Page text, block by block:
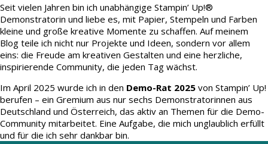
Seit vielen Jahren bin ich unabhängige Stampin’ Up!®
Demonstratorin und liebe es, mit Papier, Stempeln und Farben
kleine und große kreative Momente zu schaffen. Auf meinem
Blog teile ich nicht nur Projekte und Ideen, sondern vor allem
eins: die Freude am kreativen Gestalten und eine herzliche,
inspirierende Community, die jeden Tag wächst.
Im April 2025 wurde ich in den Demo-Rat 2025 von Stampin’ Up!
berufen – ein Gremium aus nur sechs Demonstratorinnen aus
Deutschland und Österreich, das aktiv an Themen für die Demo-
Community mitarbeitet. Eine Aufgabe, die mich unglaublich erfüllt
und für die ich sehr dankbar bin.